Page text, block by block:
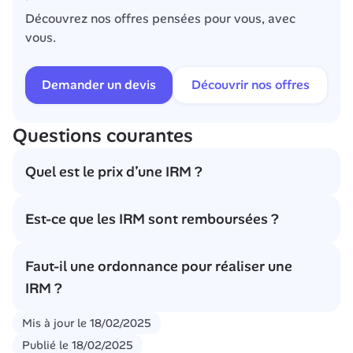
Découvrez nos offres pensées pour vous, avec
vous.
Demander un devis Découvrir nos offres
Questions courantes
Quel est le prix d’une IRM ?
Commune des Actes Médicaux (CCAM). En règle
Est-ce que les IRM sont remboursées ?
sociale correspond à 70 % du tarif de convention si
vous respectez le parcours de soins coordonnés, et
pas. Le remboursement de l’IRM par la mutuelle
varie selon les contrats. Le plus souvent, votre
Faut-il une ordonnance pour réaliser une
IRM ?
Oui, vous devez présenter une prescription
médicale pour réaliser une IRM. Dans le cas
Mis à jour le 18/02/2025
Publié le 18/02/2025